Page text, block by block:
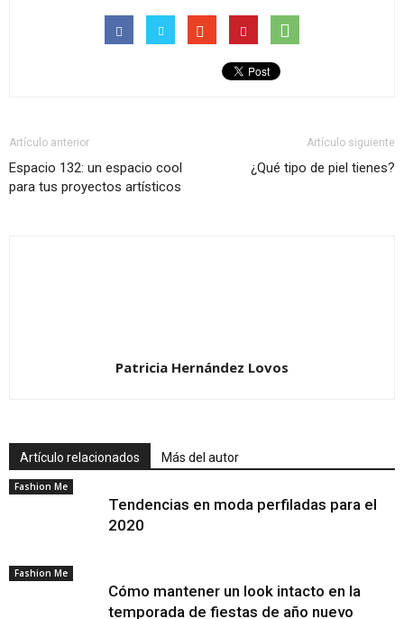
Charlize Theron / Imagen tomada de: E! News
Laura Marano / Imagen tomada de Telva
Artículo anterior
Espacio 132: un espacio cool
para tus proyectos artísticos
Artículo siguiente
¿Qué tipo de piel tienes?
Patricia Hernández Lovos
Artículo relacionados Más del autor
Fashion Me
Tendencias en moda perfiladas para el
2020
Fashion Me
Cómo mantener un look intacto en la
temporada de fiestas de año nuevo